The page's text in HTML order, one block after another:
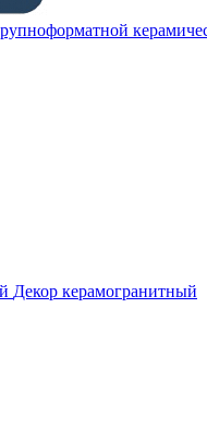
Декор керамогранитный